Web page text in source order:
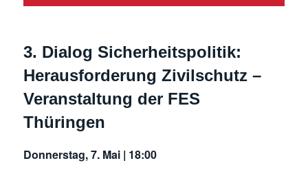
3. Dialog Sicherheitspolitik:
Herausforderung Zivilschutz –
Veranstaltung der FES
Thüringen
Donnerstag, 7. Mai | 18:00